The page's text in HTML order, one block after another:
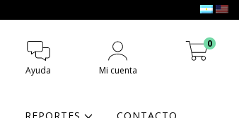
Ayuda Mi cuenta
0